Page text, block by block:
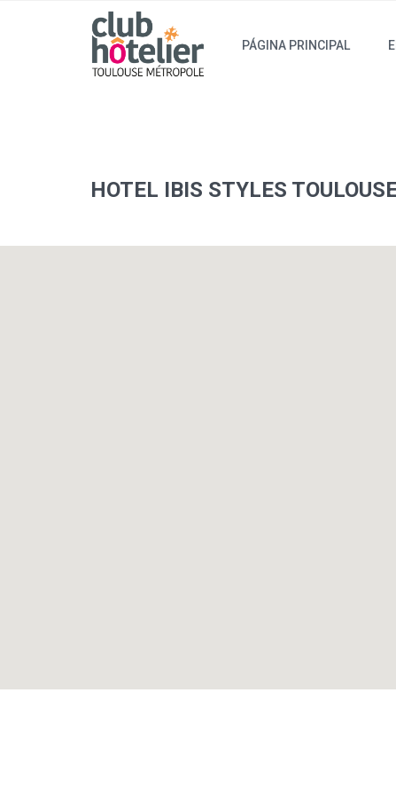
PÁGINA PRINCIPAL
HOTEL IBIS STYLES